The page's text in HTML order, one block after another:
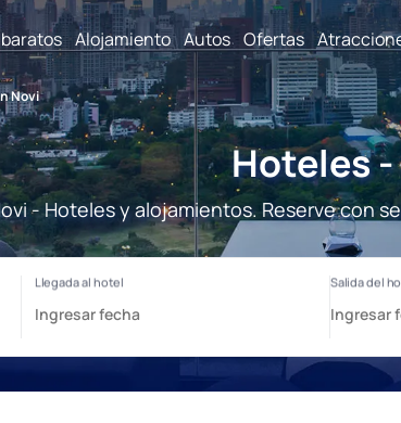
Alojamiento Autos Ofertas
Novi
Hoteles -
- Hoteles y alojamientos. Reserve con